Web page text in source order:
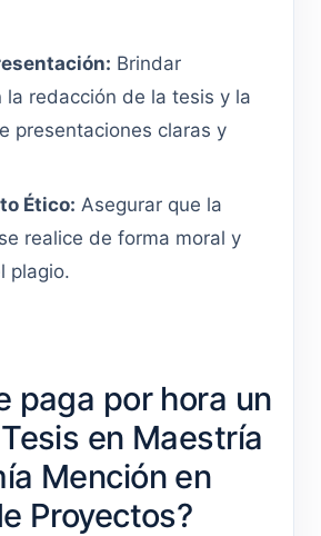
Brindar
la redacción de la tesis y la
presentaciones claras y
Ético: Asegurar que la
realice de forma moral y
plagio.
paga por hora un
en Maestría
Mención en
Proyectos?